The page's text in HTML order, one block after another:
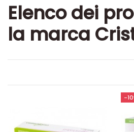
Elenco dei
la marca
-